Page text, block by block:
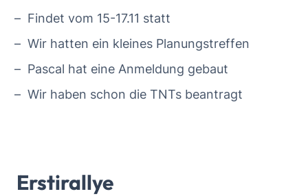
Findet vom 15-17.11 statt
Wir hatten ein kleines Planungstreffen
Pascal hat eine Anmeldung gebaut
Wir haben schon die TNTs beantragt
Erstirallye